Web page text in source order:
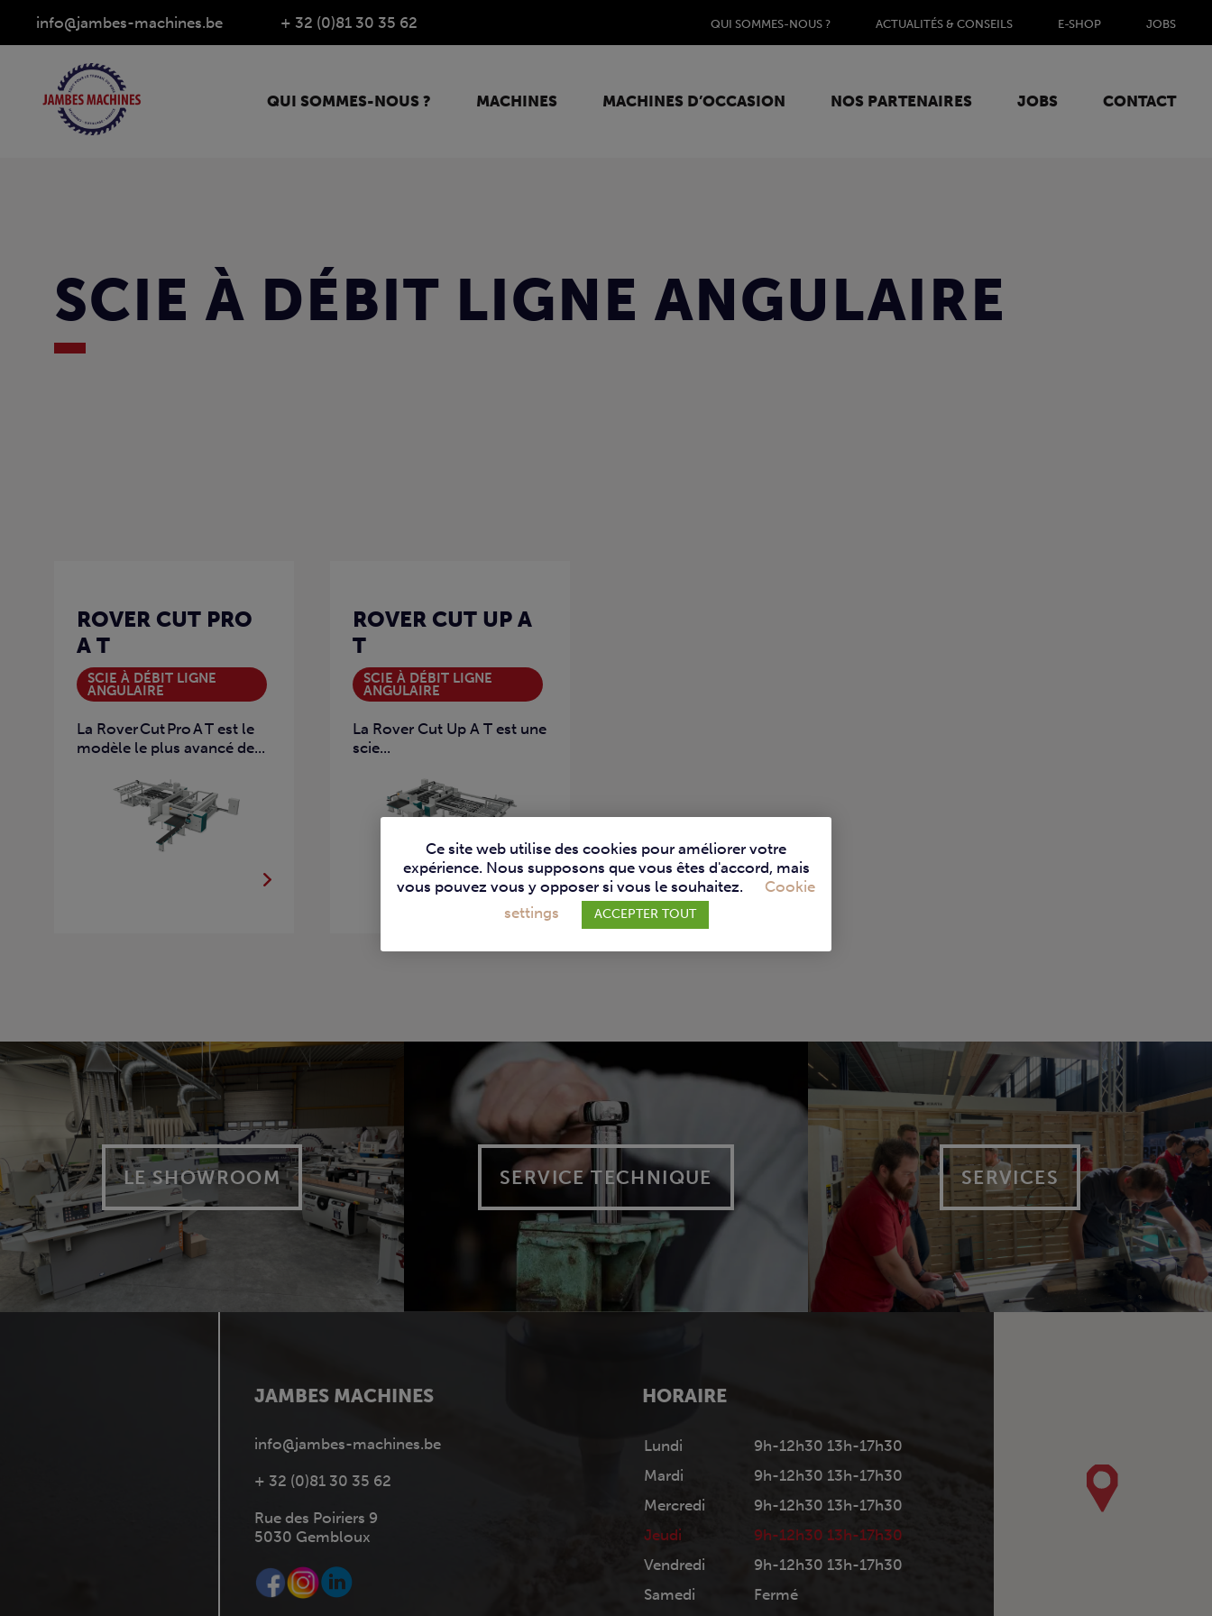
info@jambes-machines.be + 32 (0)81 30 35 62 QUI SOMMES-NOUS ? ACTUALITÉS & CONSEILS E-SHOP JOBS
QUI SOMMES-NOUS ? MACHINES MACHINES D’OCCASION NOS PARTENAIRES JOBS CONTACT
SCIE À DÉBIT LIGNE ANGULAIRE
ROVER CUT PRO
A T
SCIE À DÉBIT LIGNE
ANGULAIRE
La Rover Cut Pro A T est le
modèle le plus avancé de...
ROVER CUT UP A
T
SCIE À DÉBIT LIGNE
ANGULAIRE
La Rover Cut Up A T est une
scie...
LE SHOWROOM SERVICE TECHNIQUE SERVICES
JAMBES MACHINES
info@jambes-machines.be
+ 32 (0)81 30 35 62
Rue des Poiriers 9
5030 Gembloux
HORAIRE
Lundi
9h-12h30 13h-17h30
Mardi
9h-12h30 13h-17h30
Mercredi
9h-12h30 13h-17h30
Jeudi
9h-12h30 13h-17h30
Vendredi
9h-12h30 13h-17h30
Samedi
Fermé
Ce site web utilise des cookies pour améliorer votre
expérience. Nous supposons que vous êtes d'accord, mais
vous pouvez vous y opposer si vous le souhaitez.
Cookie
settings
ACCEPTER TOUT